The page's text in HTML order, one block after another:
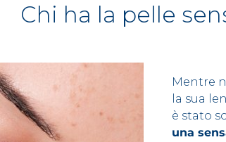
Chi ha la pelle
Mentre
la sua
è stato
una